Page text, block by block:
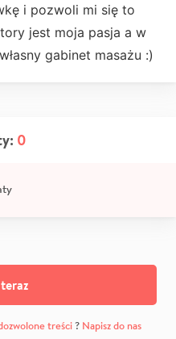
i pozwoli mi się to
jest moja pasja a w
gabinet masażu :)
0
treści? Napisz do nas